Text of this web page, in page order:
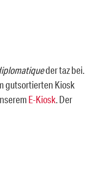
der taz bei.
gutsortierten Kiosk
E-Kiosk. Der